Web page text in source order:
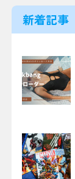
新着記事